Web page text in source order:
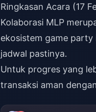
Ringkasan Acara (17
Kolaborasi MLP
ekosistem game
jadwal pastinya.
Untuk progres yang
transaksi aman